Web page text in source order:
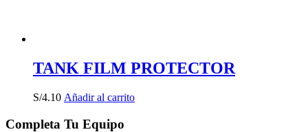
TANK FILM PROTECTOR
S/4.10 Añadir al carrito
Completa Tu Equipo